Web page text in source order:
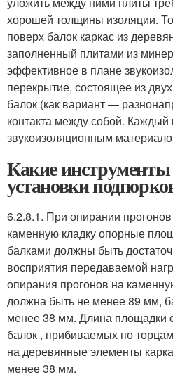
хорошей толщины изоляции.
поверх балок каркас из
заполненный плитами из
эффективное в плане
перекрытие, состоящее из
балок (как вариант —
контакта между собой. Каждый
звукоизоляционным
Какие
установки
6.2.8.1. При опирании
каменную кладку опорные
балками должны быть
восприятия передаваемой
опирания прогонов на
должна быть не менее 89 мм,
менее 38 мм. Длина площадки
балок , прибиваемых по
на деревянные элементы
менее 38 мм.